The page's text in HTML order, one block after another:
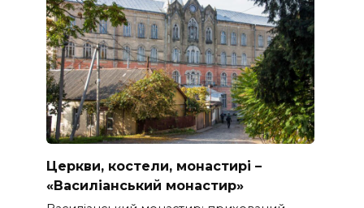
Церкви, костели, монастирі –
«Василіанський монастир»